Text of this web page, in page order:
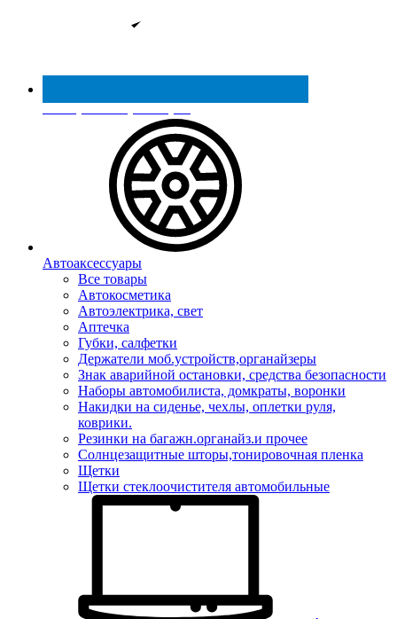
Реестр МинПромТорга
Автоаксессуары
Все товары
Автокосметика
Автоэлектрика, свет
Аптечка
Губки, салфетки
Держатели моб.устройств,органайзеры
Знак аварийной остановки, средства безопасности
Наборы автомобилиста, домкраты, воронки
Накидки на сиденье, чехлы, оплетки руля,
коврики.
Резинки на багажн.органайз.и прочее
Солнцезащитные шторы,тонировочная пленка
Щетки
Щетки стеклоочистителя автомобильные